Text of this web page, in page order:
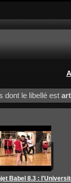
dont le libellé est art
Babel 8.3 :